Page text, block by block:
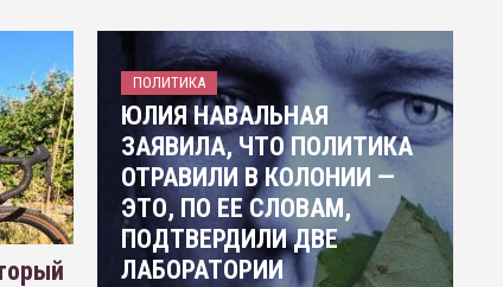
ПОЛИТИКА
ЮЛИЯ НАВАЛЬНАЯ
ЗАЯВИЛА, ЧТО ПОЛИТИКА
ОТРАВИЛИ В КОЛОНИИ —
ЭТО, ПО ЕЕ СЛОВАМ,
ПОДТВЕРДИЛИ ДВЕ
ЛАБОРАТОРИИ